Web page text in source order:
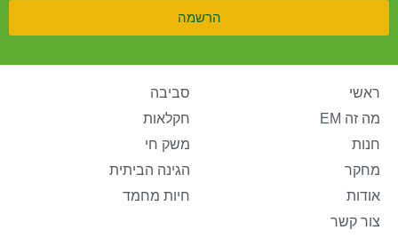
הרשמה
ראשי
מה זה EM
חנות
מחקר
אודות
צור קשר
סביבה
חקלאות
משק חי
הגינה הביתית
חיות מחמד